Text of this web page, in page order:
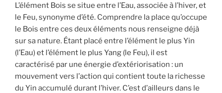
L’élément Bois se situe entre l’Eau, associée à l’hiver, et
le Feu, synonyme d’été. Comprendre la place qu’occupe
le Bois entre ces deux éléments nous renseigne déjà
sur sa nature. Étant placé entre l’élément le plus Yin
(l’Eau) et l’élément le plus Yang (le Feu), il est
caractérisé par une énergie d’extériorisation : un
mouvement vers l’action qui contient toute la richesse
du Yin accumulé durant l’hiver. C’est d’ailleurs dans le